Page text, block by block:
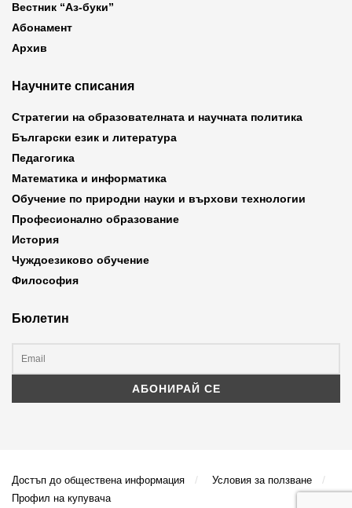
Вестник “Аз-буки”
Абонамент
Архив
Научните списания
Стратегии на образователната и научната политика
Български език и литература
Педагогика
Математика и информатика
Обучение по природни науки и върхови технологии
Професионално образование
История
Чуждоезиково обучение
Философия
Бюлетин
Достъп до обществена информация
Условия за ползване
Профил на купувача